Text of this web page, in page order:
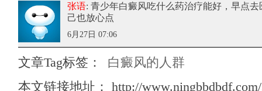
张语: 青少年白癜风吃什么药治疗能好，早点去
己也放心点
6月27日 07:06
文章Tag标签：
白癜风的人群
本文链接地址： http://